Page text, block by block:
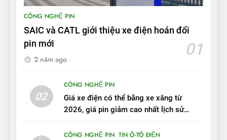
9
BYD Seal 06 DM-i PHEV có
tầm hoạt động 2.100 km với
Sau 3 tháng nhận xe, chủ xe
VinFast VF 7 tấm tắc: “Hơn
hẳn xe xăng”
CÔNG NGHỆ PIN
SAIC và CATL giới thiệu xe điện hoán đổi
pin mới
01
2 năm ago
02
CÔNG NGHỆ PIN
Giá xe điện có thể bằng xe xăng từ
2026, giá pin giảm cao nhất lịch sử
CÔNG NGHỆ PIN TIN Ô-TÔ ĐIỆN